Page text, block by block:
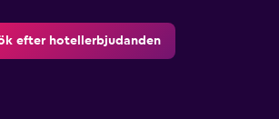
efter hotellerbjudanden